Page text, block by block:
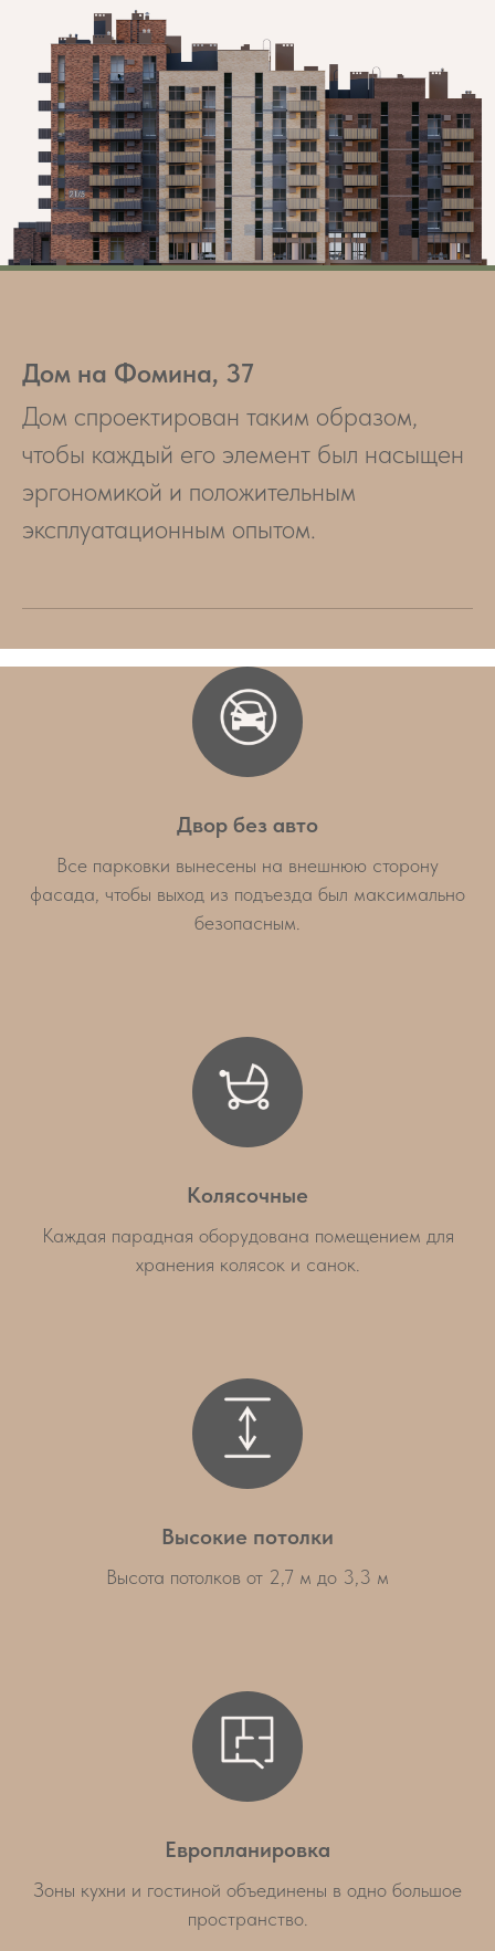
Дом на Фомина, 37
Дом спроектирован таким образом,
чтобы каждый его элемент был насыщен
эргономикой и положительным
эксплуатационным опытом.
Двор без авто
Все парковки вынесены на внешнюю сторону
фасада, чтобы выход из подъезда был максимально
безопасным.
Колясочные
Каждая парадная оборудована помещением для
хранения колясок и санок.
Высокие потолки
Высота потолков от 2,7 м до 3,3 м
Европланировка
Зоны кухни и гостиной объединены в одно большое
пространство.